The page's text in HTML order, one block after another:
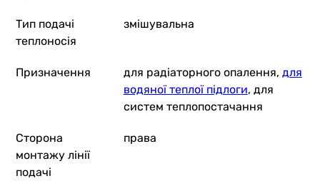
Тип подачі
теплоносія
змішувальна
Призначення для радіаторного опалення, для
водяної теплої підлоги, для
систем теплопостачання
Сторона
монтажу лінії
подачі
права